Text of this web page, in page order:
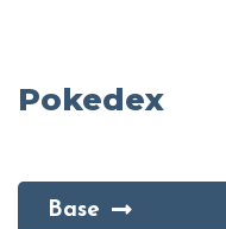
Pokedex
Base